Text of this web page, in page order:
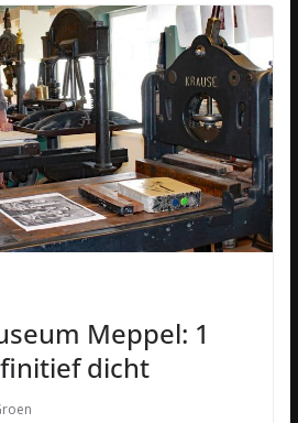
Meppel: 1
dicht